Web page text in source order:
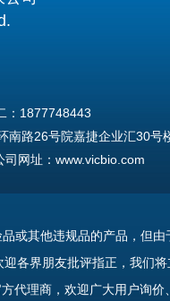
：1877748443
南路26号院嘉捷企业汇30号
网址：www.vicbio.com
或其他违规品的产品，但
各界朋友批评指正，我们
代理商，欢迎广大用户询